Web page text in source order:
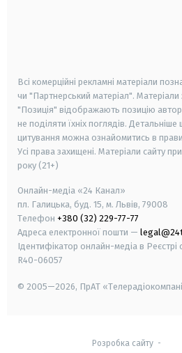
Всі комерційні рекламні матеріали
чи "Партнерський матеріал".
"Позиція" відображають позицію
не поділяти їхніх поглядів.
цитування можна ознайомитись в
Усі права захищені. Матеріали сайту
року (21+)
Онлайн-медіа «24 Канал»
пл. Галицька, буд. 15, м. Львів, 79008
Телефон +380 (32) 229-77-77
Адреса електронної пошти —
Ідентифікатор онлайн-медіа в Реєстрі
R40-06057
© 2005—2026, ПрАТ
Розробка сайту-